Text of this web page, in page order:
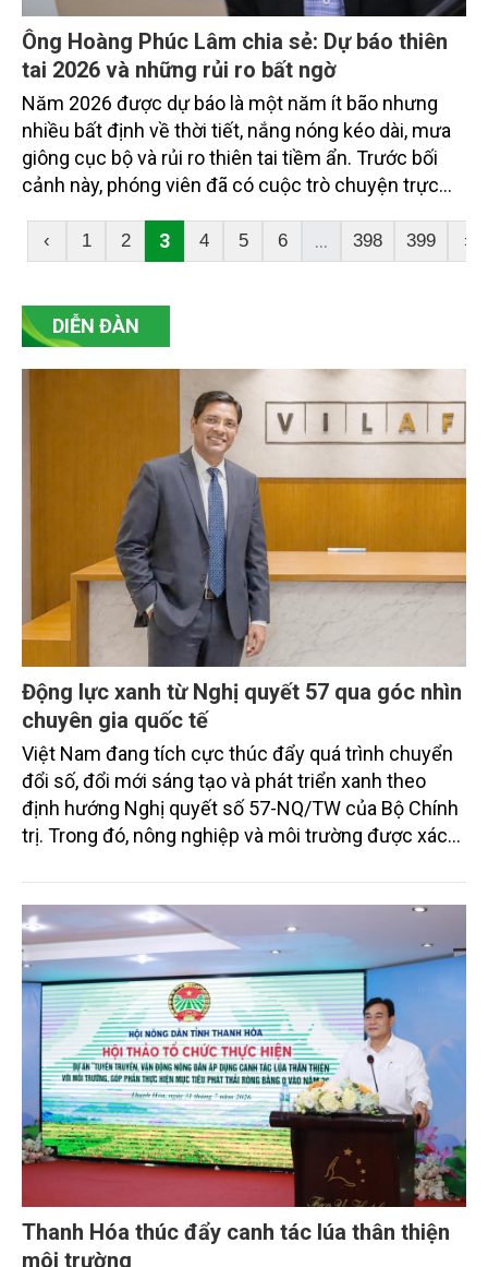
Ông Hoàng Phúc Lâm chia sẻ: Dự báo thiên
tai 2026 và những rủi ro bất ngờ
Năm 2026 được dự báo là một năm ít bão nhưng
nhiều bất định về thời tiết, nắng nóng kéo dài, mưa
giông cục bộ và rủi ro thiên tai tiềm ẩn. Trước bối
cảnh này, phóng viên đã có cuộc trò chuyện trực
tâm Dự báo Khí tượng Thủy văn Quốc gia. Để tìm
hiểu sâu hơn về xu hướng thiên tai trong năm mới,
sớm, nhằm giúp cộng đồng và các địa phương chủ
động ứng phó. Tạp chí Nông nghiệp và Môi trường
điện tử xin giới thiệu đến bạn đọc nội dung phỏng
‹ 1 2 3 4 5 6 ... 398 399 ›
DIỄN ĐÀN
Động lực xanh từ Nghị quyết 57 qua góc nhìn
chuyên gia quốc tế
Việt Nam đang tích cực thúc đẩy quá trình chuyển
đổi số, đổi mới sáng tạo và phát triển xanh theo
định hướng Nghị quyết số 57-NQ/TW của Bộ Chính
trị. Trong đó, nông nghiệp và môi trường được xác
sắc bởi các tiến bộ công nghệ và cam kết bền vững
toàn cầu, đặc biệt là mục tiêu đưa phát thải ròng
bằng 0 (Net-Zero) vào năm 2050.
Thanh Hóa thúc đẩy canh tác lúa thân thiện
môi trường